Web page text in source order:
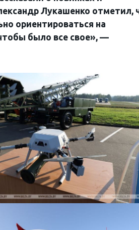
Лукашенко отметил,
ориентироваться на
было все свое», —